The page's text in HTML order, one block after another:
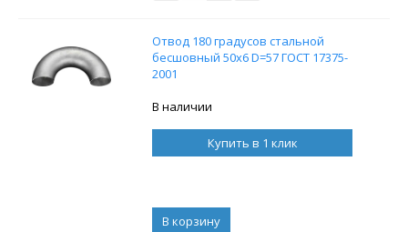
Отвод 180 градусов стальной
бесшовный 50x6 D=57 ГОСТ 17375-
2001
В наличии
Купить в 1 клик
В корзину